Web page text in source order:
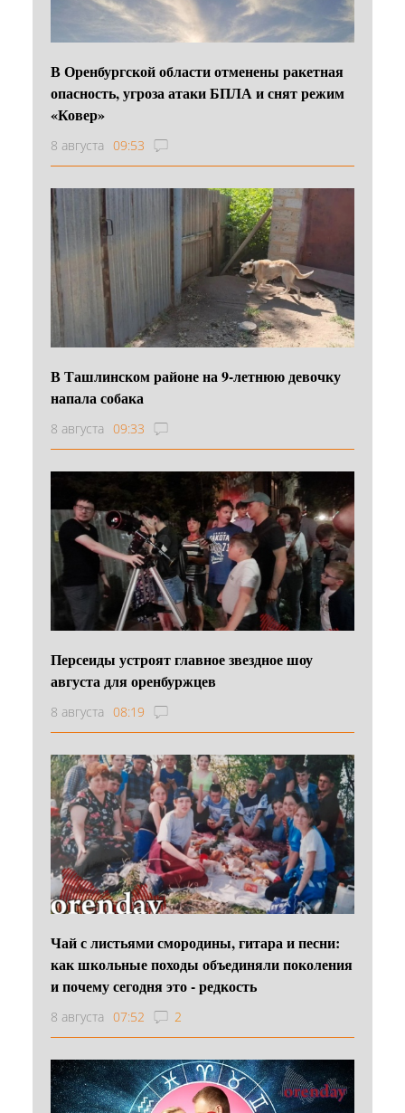
В Оренбургской области отменены ракетная
опасность, угроза атаки БПЛА и снят режим
«Ковер»
8 августа 09:53
В Ташлинском районе на 9-летнюю девочку
напала собака
8 августа 09:33
Персеиды устроят главное звездное шоу
августа для оренбуржцев
8 августа 08:19
Чай с листьями смородины, гитара и песни:
как школьные походы объединяли поколения
и почему сегодня это - редкость
8 августа 07:52 2